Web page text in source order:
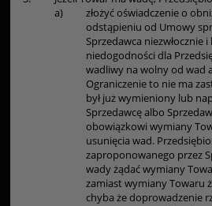
a)
złożyć oświadczenie o
odstąpieniu od Umowy
Sprzedawca niezwłocznie
niedogodności dla
wadliwy na wolny od wad
Ograniczenie to nie ma
był już wymieniony lub
Sprzedawcę albo
obowiązkowi wymiany
usunięcia wad.
zaproponowanego przez
wady żądać wymiany
zamiast wymiany Towaru
chyba że doprowadzenie